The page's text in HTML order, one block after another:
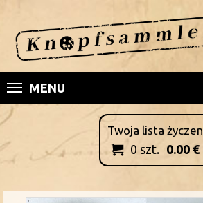
MENU
Twoja lista życzen
 0 szt. 0.00 €